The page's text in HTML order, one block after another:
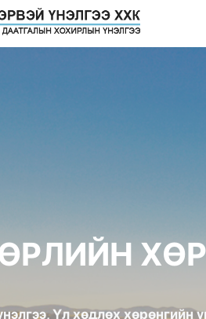
Үл хөдлөх хөрөнгийн